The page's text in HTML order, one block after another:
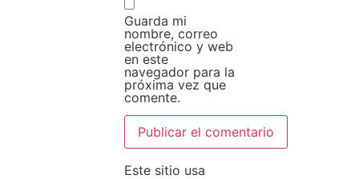
Guarda mi
nombre, correo
electrónico y web
en este
navegador para la
próxima vez que
comente.
Este sitio usa